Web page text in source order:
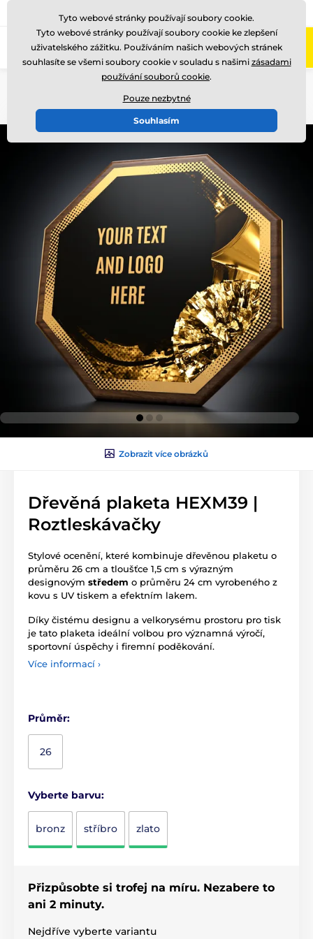
Zavolejte nám (Po-Pá 8-17)
Zobrazit více obrázků
Dřevěná plaketa HEXM39 |
Roztleskávačky
Stylové ocenění, které kombinuje dřevěnou plaketu o
průměru 26 cm a tloušťce 1,5 cm s výrazným
designovým středem o průměru 24 cm vyrobeného z
kovu s UV tiskem a efektním lakem.
Díky čistému designu a velkorysému prostoru pro tisk
je tato plaketa ideální volbou pro významná výročí,
sportovní úspěchy i firemní poděkování.
Více informací ›
Průměr:
26
Vyberte barvu:
bronz stříbro zlato
Přizpůsobte si trofej na míru. Nezabere to
ani 2 minuty.
Nejdříve vyberte variantu
Tyto webové stránky používají soubory cookie.
Tyto webové stránky používají soubory cookie ke zlepšení
uživatelského zážitku. Používáním našich webových stránek
souhlasíte se všemi soubory cookie v souladu s našimi zásadami
používání souborů cookie.
Pouze nezbytné
Souhlasím